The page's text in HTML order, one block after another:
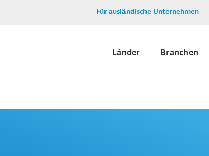
Für ausländische Unternehmen
Länder Branchen